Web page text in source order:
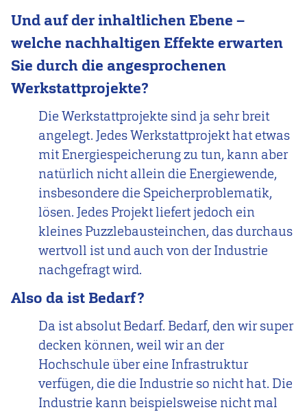
Und auf der inhaltlichen Ebene –
welche nachhaltigen Effekte erwarten
Sie durch die angesprochenen
Werkstattprojekte?
Die Werkstattprojekte sind ja sehr breit
angelegt. Jedes Werkstattprojekt hat etwas
mit Energiespeicherung zu tun, kann aber
natürlich nicht allein die Energiewende,
insbesondere die Speicherproblematik,
lösen. Jedes Projekt liefert jedoch ein
kleines Puzzlebausteinchen, das durchaus
wertvoll ist und auch von der Industrie
nachgefragt wird.
Also da ist Bedarf?
Da ist absolut Bedarf. Bedarf, den wir super
decken können, weil wir an der
Hochschule über eine Infrastruktur
verfügen, die die Industrie so nicht hat. Die
Industrie kann beispielsweise nicht mal